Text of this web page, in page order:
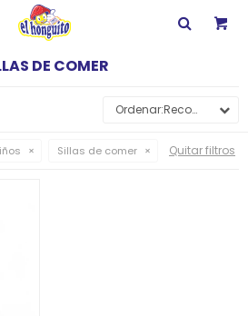
DE COMER
Recomendados
Sillas de comer Quitar filtros